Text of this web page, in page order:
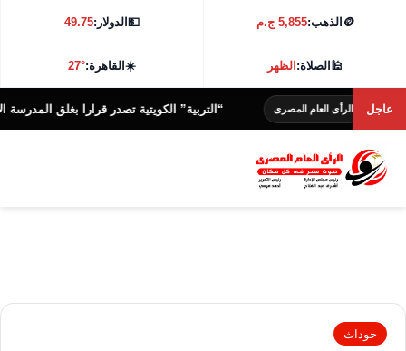
🪙 الذهب:5,855 ج.م 💵الدولار:49.75
🕌الصلاة:الظهر ☀️القاهرة:27°
عاجل
الرأى العام المصرى “التربية” الكويتية تصدر قرارا بغلق المدرسة الإيرانية
حوداث